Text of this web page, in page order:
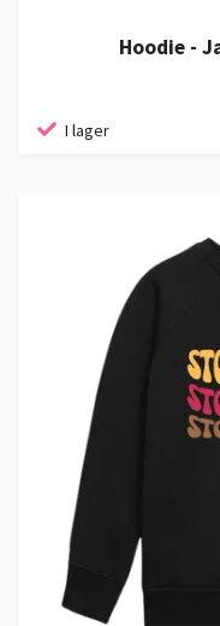
Hoodie -
I lager